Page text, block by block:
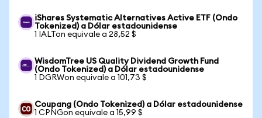
iShares Systematic Alternatives Active ETF (Ondo
Tokenized) a Dólar estadounidense
1 IALTon equivale a 28,52 $
WisdomTree US Quality Dividend Growth Fund
(Ondo Tokenized) a Dólar estadounidense
1 DGRWon equivale a 101,73 $
Coupang (Ondo Tokenized) a Dólar estadounidense
1 CPNGon equivale a 15,99 $